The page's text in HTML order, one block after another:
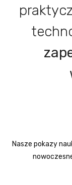
Nasze pokazy